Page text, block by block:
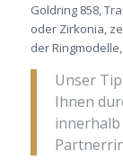
Goldring 858,
oder Zirkonia,
der
Unser
Ihnen
innerhalb